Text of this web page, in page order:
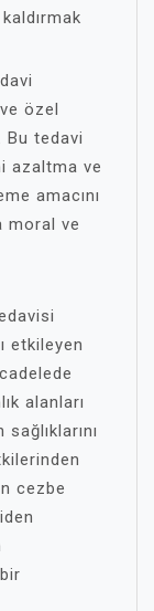
özel
Bu tedavi
azaltma ve
amacını
moral ve
etkileyen
alanları
cezbe